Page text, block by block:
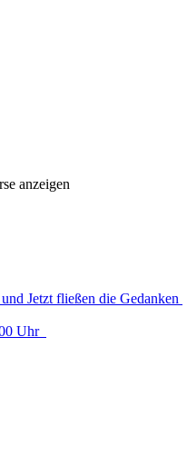
anzeigen
Jetzt fließen die Gedanken
Uhr